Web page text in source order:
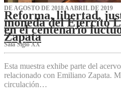
DE AGOSTO DE 2018 A ABRIL DE 2019
Reforma, libertad,
moneda del Ejército
en el centenario
Zapata
Sala Siglo XX
Esta muestra exhibe parte del
relacionado con Emiliano Zapata.
circulación…